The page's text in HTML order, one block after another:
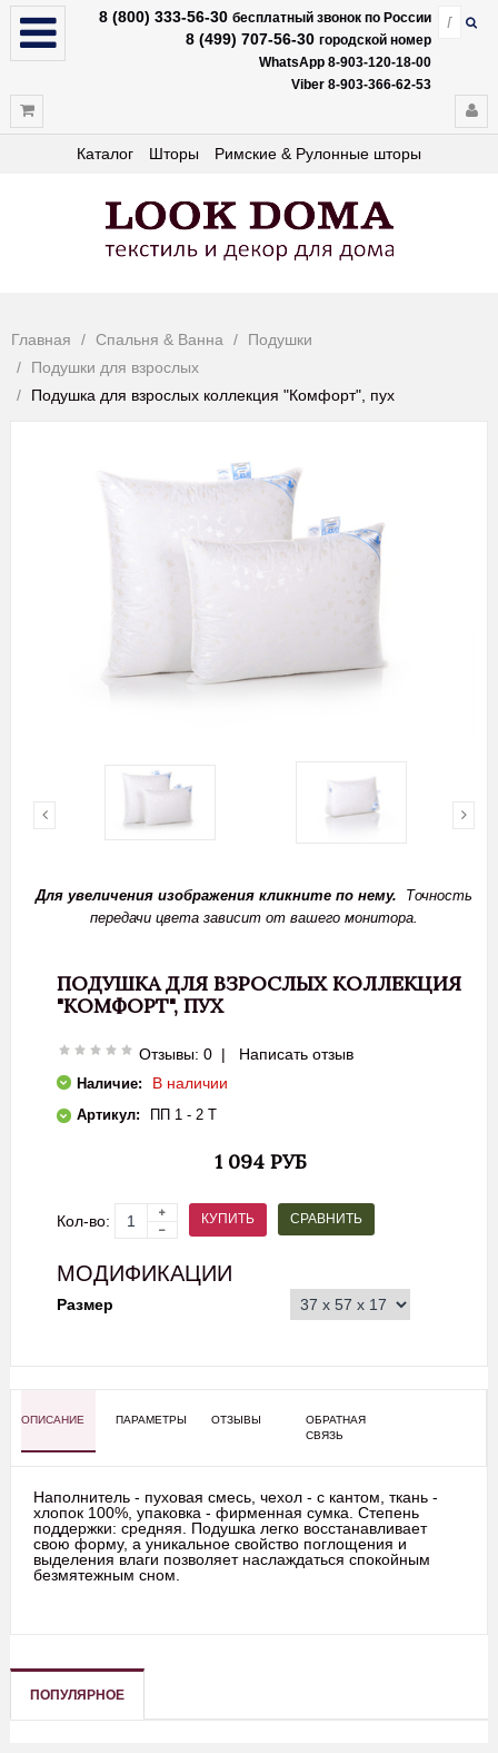
8 (800) 333-56-30 бесплатный звонок по России
8 (499) 707-56-30 городской номер
WhatsApp 8-903-120-18-00
Viber 8-903-366-62-53
Каталог Шторы Римские & Рулонные шторы
Главная Спальня & Ванна
Подушки
Подушки для взрослых
Подушка для взрослых коллекция "Комфорт", пух
Для увеличения изображения кликните по нему. Точность
передачи цвета зависит от вашего монитора.
ПОДУШКА ДЛЯ ВЗРОСЛЫХ КОЛЛЕКЦИЯ
"КОМФОРТ", ПУХ
Отзывы: 0 | Написать отзыв
Наличие: В наличии
Артикул: ПП 1 - 2 Т
1 094 РУБ
Кол-во: КУПИТЬ СРАВНИТЬ
МОДИФИКАЦИИ
Размер
ОПИСАНИЕ ПАРАМЕТРЫ ОТЗЫВЫ
ОБРАТНАЯ
СВЯЗЬ
Наполнитель - пуховая смесь, чехол - с кантом, ткань -
хлопок 100%, упаковка - фирменная сумка. Степень
поддержки: средняя. Подушка легко восстанавливает
свою форму, а уникальное свойство поглощения и
выделения влаги позволяет наслаждаться спокойным
безмятежным сном.
ПОПУЛЯРНОЕ